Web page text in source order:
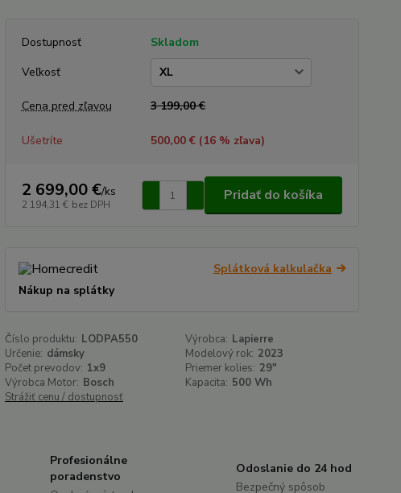
Dostupnosť
Skladom
Veľkosť
Cena pred zľavou 3 199,00 €
Ušetríte 500,00 € (16% zľava)
2 699,00 €/ks
2 194,31 € bez DPH
Pridať do košíka
Splátková kalkulačka
Nákup na splátky
Číslo produktu: LODPA550 Výrobca: Lapierre
Určenie: dámsky Modelový rok: 2023
Počet prevodov: 1x9 Priemer kolies: 29"
Výrobca Motor: Bosch Kapacita: 500 Wh
Strážiť cenu / dostupnosť
Profesionálne
poradenstvo
Odoslanie do 24 hod
Bezpečný spôsob